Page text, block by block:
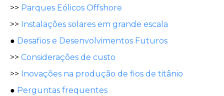
>> Parques Eólicos Offshore
>> Instalações solares em grande escala
● Desafios e Desenvolvimentos Futuros
>> Considerações de custo
>> Inovações na produção de fios de titânio
● Perguntas frequentes